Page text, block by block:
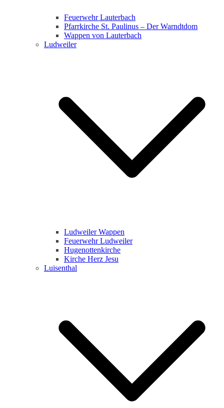
Feuerwehr Lauterbach
Pfarrkirche St. Paulinus – Der Warndtdom
Wappen von Lauterbach
Ludweiler
Ludweiler Wappen
Feuerwehr Ludweiler
Hugenottenkirche
Kirche Herz Jesu
Luisenthal